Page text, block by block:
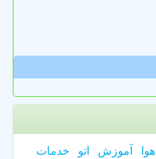
هوا آموزش اتو خدمات